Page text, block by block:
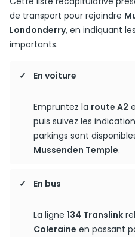
de transport pour rejoindre
Londonderry, en indiquant
importants.
En voiture
Empruntez la route A2
puis suivez les
parkings sont
Mussenden Temple.
En bus
La ligne 134 Translink
Coleraine en passant